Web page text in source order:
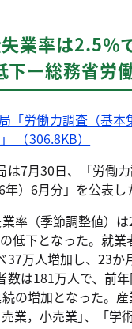
業率は2.5％
下ー総務省労
「労働力調査（基本
（306.8KB）
7月30日、「労働力
）6月分」を公表し
率（季節調整値）
低下となった。就
37万人増加し、23か
数は181万人で、前
の増加となった。
業，小売業｣、「学